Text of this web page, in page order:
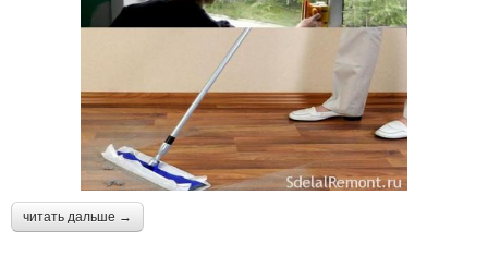
читать дальше →